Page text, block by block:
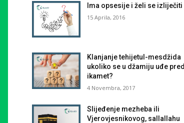
Ima opsesije i želi se izliječiti
15 Aprila, 2016
Klanjanje tehijetul-mesdžida
ukoliko se u džamiju uđe pred
ikamet?
4 Novembra, 2017
Slijeđenje mezheba ili
Vjerovjesnikovog, sallallahu